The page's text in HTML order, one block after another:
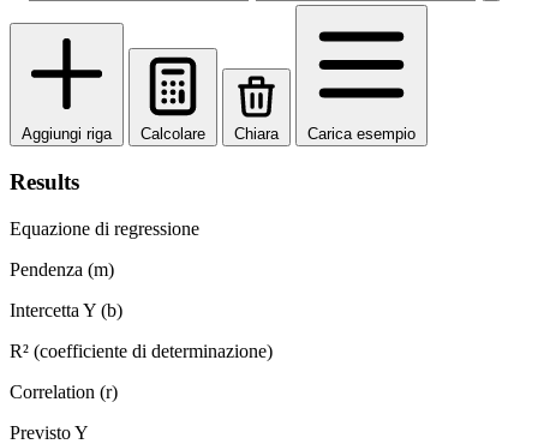
Aggiungi riga Calcolare Chiara Carica esempio
Results
Equazione di regressione
Pendenza (m)
Intercetta Y (b)
R² (coefficiente di determinazione)
Correlation (r)
Previsto Y